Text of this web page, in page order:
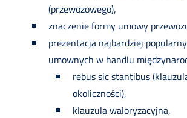
(przewozowego),
znaczenie formy umowy
prezentacja najbardziej
umownych w handlu
rebus sic stantibus
okoliczności),
klauzula waloryzacyjna,